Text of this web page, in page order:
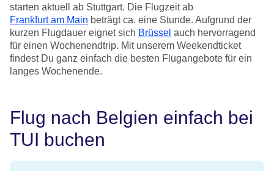
starten aktuell ab Stuttgart. Die Flugzeit ab
Frankfurt am Main beträgt ca. eine Stunde. Aufgrund der
kurzen Flugdauer eignet sich Brüssel auch hervorragend
für einen Wochenendtrip. Mit unserem Weekendticket
findest Du ganz einfach die besten Flugangebote für ein
langes Wochenende.
Flug nach Belgien einfach bei
TUI buchen